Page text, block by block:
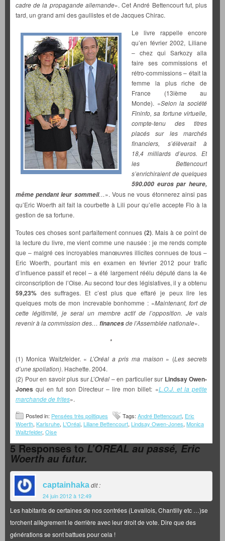
cadre de la propagande allemande». Cet André Bettencourt fut, plus
tard, un grand ami des gaullistes et de Jacques Chirac.
Le livre rappelle encore
qu’en février 2002, Liliane
– chez qui Sarkozy alla
faire ses commissions et
rétro-commissions – était la
femme la plus riche de
France (13ième au
Monde). «Selon la société
Fininfo, sa fortune virtuelle,
compte-tenu des titres
placés sur les marchés
financiers, s’élèverait à
18,4 milliards d’euros. Et
les Bettencourt
s’enrichiraient de quelques
590.000 euros par heure,
même pendant leur sommeil…». Vous ne vous étonnerez ainsi pas
qu’Eric Woerth ait fait la courbette à Lili pour qu’elle accepte Flo à la
gestion de sa fortune.
Toutes ces choses sont parfaitement connues (2). Mais à ce point de
la lecture du livre, me vient comme une nausée : je me rends compte
que – malgré ces incroyables manœuvres illicites connues de tous –
Eric Woerth, pourtant mis en examen en février 2012 pour trafic
d’influence passif et recel – a été largement réélu député dans la 4e
circonscription de l’Oise. Au second tour des législatives, il y a obtenu
59,23% des suffrages. Et c’est plus que effaré je peux lire les
quelques mots de mon increvable bonhomme : «Maintenant, fort de
cette légitimité, je serai un membre actif de l’opposition. Je vais
revenir à la commission des… financesde l’Assemblée nationale».
*
(1) Monica Waitzfelder. «L’Oréal a pris ma maison» (Les secrets
d’une spoliation). Hachette. 2004.
(2) Pour en savoir plus surL’Oréal – en particulier sur Lindsay Owen-
Jones qui en fut son Directeur – lire mon billet: «L.O.J. et la petite
marchande de frites».
Posted in: Pensées très politiques Tags: André Bettencourt, Eric
Woerth, Karlsruhe, L'Oréal, Liliane Bettencourt, Lindsay Owen-Jones, Monica
Waitzfelder, Oise
5 Responses toL’OREAL au passé, Eric
Woerth au futur.
captainhakadit :
24 juin 2012 à 12:49
Les habitants de certaines de nos contrées (Levallois, Chantilly etc …)se
torchent allègrement le derrière avec leur droit de vote. Dire que des
générations se sont battues pour cela !